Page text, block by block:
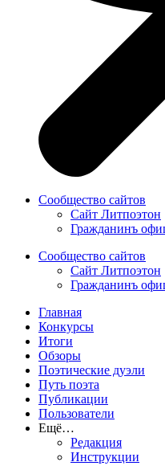
Сообщество сайтов
Сайт Литпоэтон
Гражданинъ
Сообщество сайтов
Сайт Литпоэтон
Гражданинъ
Главная
Конкурсы
Итоги
Обзоры
Поэтические дуэли
Путь поэта
Публикации
Пользователи
Ещё…
Редакция
Инструкции